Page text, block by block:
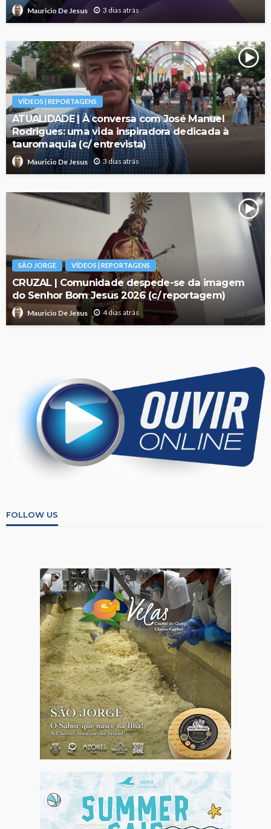
Mauricio De Jesus 3 dias atrás
VÍDEOS | REPORTAGENS
ATUALIDADE | À conversa com José Manuel
Rodrigues: uma vida inspiradora dedicada à
tauromaquia (c/ entrevista)
Mauricio De Jesus 3 dias atrás
SÃO JORGE VÍDEOS | REPORTAGENS
CRUZAL | Comunidade despede-se da imagem
do Senhor Bom Jesus 2026 (c/ reportagem)
Mauricio De Jesus 4 dias atrás
FOLLOW US